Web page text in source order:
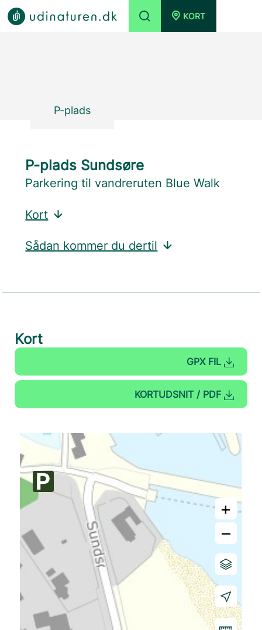
KORT
P-plads
P-plads Sundsøre
Parkering til vandreruten Blue Walk
Kort
Sådan kommer du dertil
Kort
GPX FIL
KORTUDSNIT / PDF
+
–